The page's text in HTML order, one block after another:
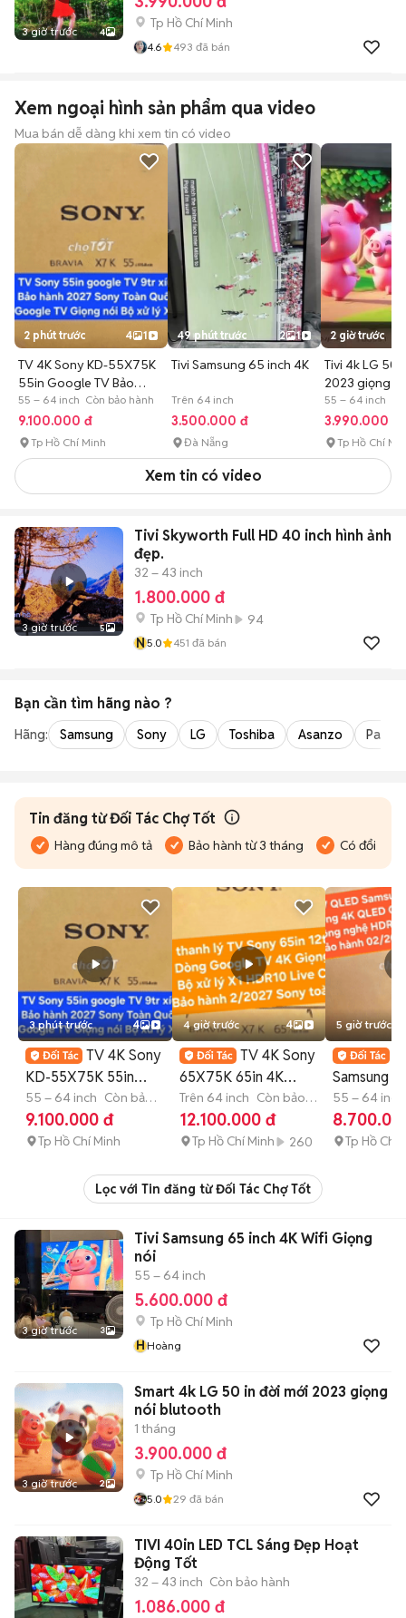
3 giờ trước 4
Tp Hồ Chí Minh
4.6 493 đã bán
Xem ngoại hình sản phẩm qua video
Mua bán dễ dàng khi xem tin có video
2 phút trước 4 1
TV 4K Sony KD-55X75K
55in Google TV Bảo
Hành 2027
55 – 64 inch Còn bảo hành
9.100.000 đ
Tp Hồ Chí Minh
49 phút trước 2 1
Tivi Samsung 65 inch 4K
Trên 64 inch
3.500.000 đ
Đà Nẵng
2 giờ trước
Tivi 4k LG 50
2023 giọng
55 – 64 inch 1
3.990.000 đ
Tp Hồ Chí
Xem tin có video
3 giờ trước 5
Tivi Skyworth Full HD 40 inch hình ảnh
đẹp.
32 – 43 inch
1.800.000 đ
Tp Hồ Chí Minh
94
N5.0 451 đã bán
Bạn cần tìm hãng nào ?
Hãng: Samsung Sony LG Toshiba Asanzo
Tin đăng từ Đối Tác Chợ Tốt
Hàng đúng mô tả Bảo hành từ 3 tháng Có đổi trả
3 phút trước 4
TV 4K Sony
KD-55X75K 55in
Google TV Bảo Hành
2027
55 – 64 inch Còn bảo
hành
9.100.000 đ
Tp Hồ Chí Minh
4 giờ trước 4
TV 4K Sony
65X75K 65in 4K
Google TV Bảohành
2/2027
Trên 64 inch Còn bảo
hành
12.100.000 đ
Tp Hồ Chí Minh 260
5 giờ trước
Samsung
55in 4K
BảoHành
55 – 64 inch
hành
Tp Hồ Chí
Lọc với Tin đăng từ Đối Tác Chợ Tốt
3 giờ trước 3
Tivi Samsung 65 inch 4K Wifi Giọng
nói
55 – 64 inch
5.600.000 đ
Tp Hồ Chí Minh
HHoàng
3 giờ trước 2
Smart 4k LG 50 in đời mới 2023 giọng
nói blutooth
1 tháng
3.900.000 đ
Tp Hồ Chí Minh
5.0 29 đã bán
TIVI 40in LED TCL Sáng Đẹp Hoạt
Động Tốt
32 – 43 inch Còn bảo hành
1.086.000 đ